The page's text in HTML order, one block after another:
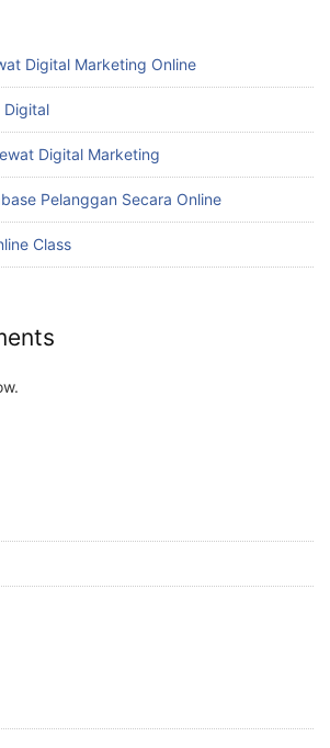
Digital Marketing Online
Digital
Digital Marketing
Pelanggan Secara Online
Class